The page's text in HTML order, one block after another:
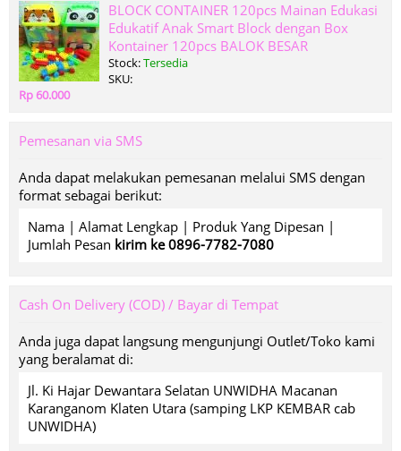
BLOCK CONTAINER 120pcs Mainan Edukasi
Edukatif Anak Smart Block dengan Box
Kontainer 120pcs BALOK BESAR
Stock:Tersedia
SKU:
Rp 60.000
Pemesanan via SMS
Anda dapat melakukan pemesanan melalui SMS dengan
format sebagai berikut:
Nama | Alamat Lengkap | Produk Yang Dipesan |
Jumlah Pesan kirim ke 0896-7782-7080
Cash On Delivery (COD) / Bayar di Tempat
Anda juga dapat langsung mengunjungi Outlet/Toko kami
yang beralamat di:
Jl. Ki Hajar Dewantara Selatan UNWIDHA Macanan
Karanganom Klaten Utara (samping LKP KEMBAR cab
UNWIDHA)